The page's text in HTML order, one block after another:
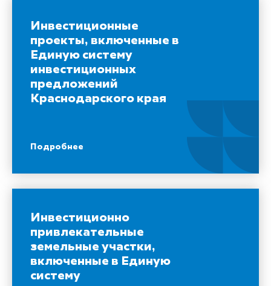
Инвестиционные
проекты, включенные в
Единую систему
инвестиционных
предложений
Краснодарского края
Подробнее
Инвестиционно
привлекательные
земельные участки,
включенные в Единую
систему